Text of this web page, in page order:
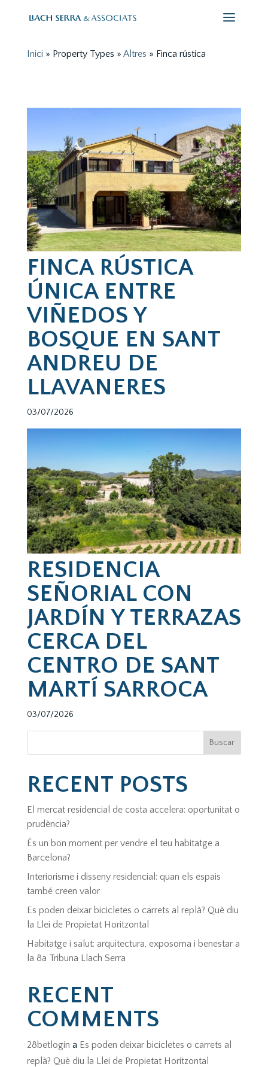
Inici » Property Types » Altres » Finca rústica
FINCA RÚSTICA
ÚNICA ENTRE
VIÑEDOS Y
BOSQUE EN SANT
ANDREU DE
LLAVANERES
03/07/2026
RESIDENCIA
SEÑORIAL CON
JARDÍN Y TERRAZAS
CERCA DEL
CENTRO DE SANT
MARTÍ SARROCA
03/07/2026
Buscar
RECENT POSTS
El mercat residencial de costa accelera: oportunitat o
prudència?
És un bon moment per vendre el teu habitatge a
Barcelona?
Interiorisme i disseny residencial: quan els espais
també creen valor
Es poden deixar bicicletes o carrets al replà? Què diu
la Llei de Propietat Horitzontal
Habitatge i salut: arquitectura, exposoma i benestar a
la 8a Tribuna Llach Serra
RECENT
COMMENTS
28betlogin a Es poden deixar bicicletes o carrets al
replà? Què diu la Llei de Propietat Horitzontal